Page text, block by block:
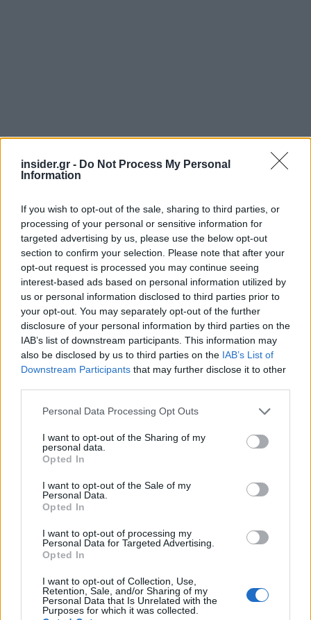
insider.gr - Do Not Process My Personal
Information
If you wish to opt-out of the sale, sharing to third parties, or
processing of your personal or sensitive information for
targeted advertising by us, please use the below opt-out
section to confirm your selection. Please note that after your
opt-out request is processed you may continue seeing
interest-based ads based on personal information utilized by
us or personal information disclosed to third parties prior to
your opt-out. You may separately opt-out of the further
disclosure of your personal information by third parties on the
IAB’s list of downstream participants. This information may
also be disclosed by us to third parties on the IAB’s List of
Downstream Participants that may further disclose it to other
Please note that this website/app uses one or more Google
not limited to your visit or usage behaviour. You may click to
grant or deny consent to Google and its third-party tags to
use your data for below specified purposes in below Google
consent section.
Personal Data Processing Opt Outs
I want to opt-out of the Sharing of my
personal data.
Opted In
I want to opt-out of the Sale of my
Personal Data.
Opted In
I want to opt-out of processing my
Personal Data for Targeted Advertising.
Opted In
I want to opt-out of Collection, Use,
Retention, Sale, and/or Sharing of my
Personal Data that Is Unrelated with the
Purposes for which it was collected.
Οι μεγάλοι χώροι για το μέγεθός του, το
αγαπησιάρικο σχήμα του και το γεγονός ότι
διαθέτει και diesel κινητήρα, καθιστούν το ιταλικό
μικρό ένα από τα πλέον πετυχημένα μοντέλα της
ελληνικής αγοράς. Ακόμα ένα ατού του Panda
είναι οι πολλές εκδόσεις του αλλά και το γεγονός